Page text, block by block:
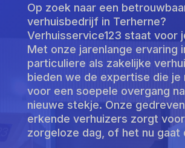
Op zoek naar een
verhuisbedrijf in Terherne?
Verhuisservice123 staat voor
Met onze jarenlange ervaring
particuliere als zakelijke
bieden we de expertise die je
voor een soepele overgang
nieuwe stekje. Onze
erkende verhuizers zorgt
zorgeloze dag, of het nu gaat